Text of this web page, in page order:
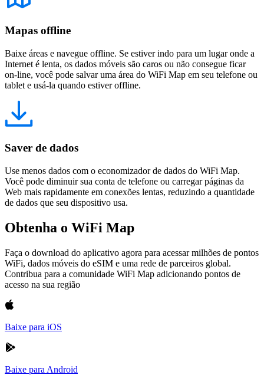
Mapas offline
Baixe áreas e navegue offline. Se estiver indo para um lugar onde a
Internet é lenta, os dados móveis são caros ou não consegue ficar
on-line, você pode salvar uma área do WiFi Map em seu telefone ou
tablet e usá-la quando estiver offline.
Saver de dados
Use menos dados com o economizador de dados do WiFi Map.
Você pode diminuir sua conta de telefone ou carregar páginas da
Web mais rapidamente em conexões lentas, reduzindo a quantidade
de dados que seu dispositivo usa.
Obtenha o WiFi Map
Faça o download do aplicativo agora para acessar milhões de pontos
WiFi, dados móveis do eSIM e uma rede de parceiros global.
Contribua para a comunidade WiFi Map adicionando pontos de
acesso na sua região
Baixe para iOS
Baixe para Android